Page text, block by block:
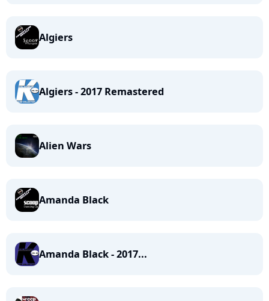
Algiers
Algiers - 2017 Remastered
Alien Wars
Amanda Black
Amanda Black - 2017...